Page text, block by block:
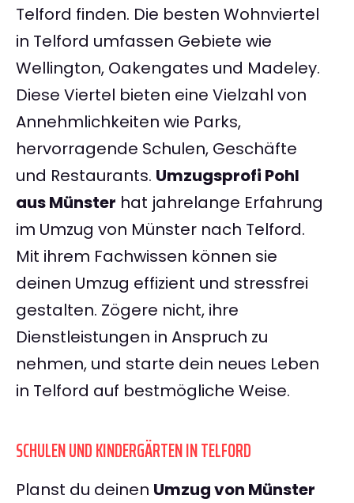
Telford finden. Die besten Wohnviertel
in Telford umfassen Gebiete wie
Wellington, Oakengates und Madeley.
Diese Viertel bieten eine Vielzahl von
Annehmlichkeiten wie Parks,
hervorragende Schulen, Geschäfte
und Restaurants. Umzugsprofi Pohl
aus Münster hat jahrelange Erfahrung
im Umzug von Münster nach Telford.
Mit ihrem Fachwissen können sie
deinen Umzug effizient und stressfrei
gestalten. Zögere nicht, ihre
Dienstleistungen in Anspruch zu
nehmen, und starte dein neues Leben
in Telford auf bestmögliche Weise.
SCHULEN UND KINDERGÄRTEN IN TELFORD
Planst du deinen Umzug von Münster